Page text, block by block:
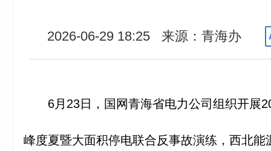
2026-06-29 18:25 来源：青海办
6月23日，国网青海省电力公司组织开展
峰度夏暨大面积停电联合反事故演练，西北能